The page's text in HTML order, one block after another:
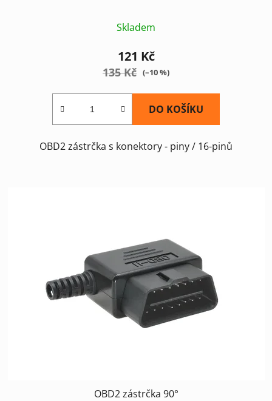
Skladem
121 Kč
135 Kč (–10 %)
DO KOŠÍKU
OBD2 zástrčka s konektory - piny / 16-pinů
OBD2 zástrčka 90°